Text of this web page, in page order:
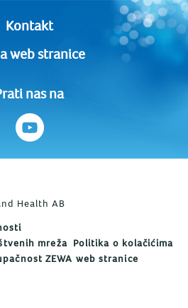
Kontakt
web stranice
nas na
Health AB
mreža Politika o kolačićima
ZEWA web stranice